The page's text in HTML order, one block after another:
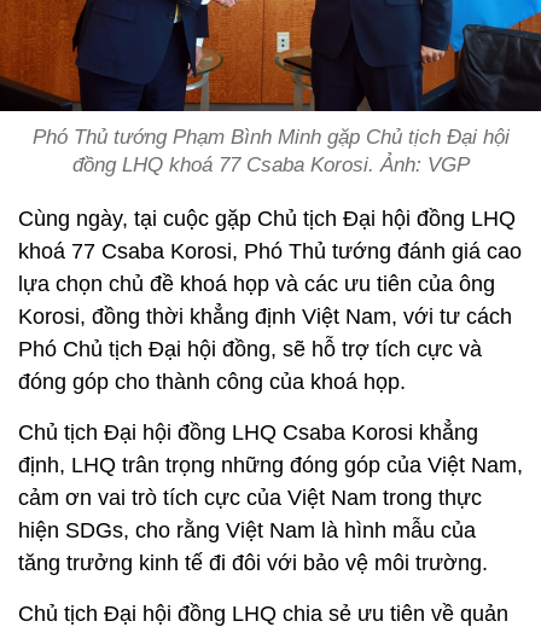
Phó Thủ tướng Phạm Bình Minh gặp Chủ tịch Đại hội
đồng LHQ khoá 77 Csaba Korosi. Ảnh: VGP
Cùng ngày, tại cuộc gặp Chủ tịch Đại hội đồng LHQ
khoá 77 Csaba Korosi, Phó Thủ tướng đánh giá cao
lựa chọn chủ đề khoá họp và các ưu tiên của ông
Korosi, đồng thời khẳng định Việt Nam, với tư cách
Phó Chủ tịch Đại hội đồng, sẽ hỗ trợ tích cực và
đóng góp cho thành công của khoá họp.
Chủ tịch Đại hội đồng LHQ Csaba Korosi khẳng
định, LHQ trân trọng những đóng góp của Việt Nam,
cảm ơn vai trò tích cực của Việt Nam trong thực
hiện SDGs, cho rằng Việt Nam là hình mẫu của
tăng trưởng kinh tế đi đôi với bảo vệ môi trường.
Chủ tịch Đại hội đồng LHQ chia sẻ ưu tiên về quản